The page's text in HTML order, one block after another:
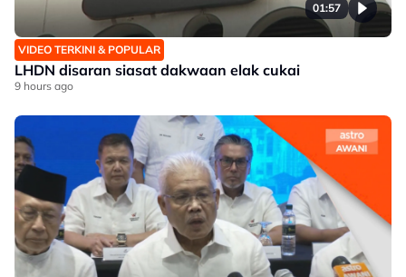
01:57
VIDEO TERKINI & POPULAR
LHDN disaran siasat dakwaan elak cukai
9 hours ago